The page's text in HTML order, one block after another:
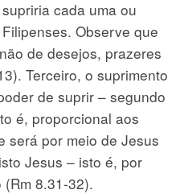
cada uma ou
Observe que
de desejos, prazeres
Terceiro, o suprimento
de suprir – segundo
é, proporcional aos
será por meio de Jesus
Jesus – isto é, por
8.31-32).